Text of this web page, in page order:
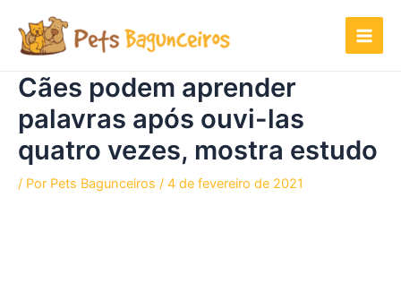
para
conteúdo
Cães podem aprender
palavras após ouvi-las
quatro vezes, mostra estudo
/ Por Pets Bagunceiros / 4 de fevereiro de 2021